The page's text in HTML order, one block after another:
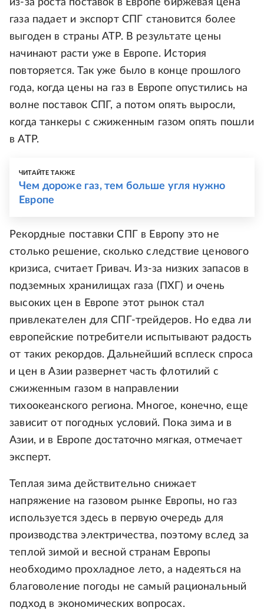
из-за роста поставок в Европе биржевая цена
газа падает и экспорт СПГ становится более
выгоден в страны АТР. В результате цены
начинают расти уже в Европе. История
повторяется. Так уже было в конце прошлого
года, когда цены на газ в Европе опустились на
волне поставок СПГ, а потом опять выросли,
когда танкеры с сжиженным газом опять пошли
в АТР.
ЧИТАЙТЕ ТАКЖЕ
Чем дороже газ, тем больше угля нужно
Европе
Рекордные поставки СПГ в Европу это не
столько решение, сколько следствие ценового
кризиса, считает Гривач. Из-за низких запасов в
подземных хранилищах газа (ПХГ) и очень
высоких цен в Европе этот рынок стал
привлекателен для СПГ-трейдеров. Но едва ли
европейские потребители испытывают радость
от таких рекордов. Дальнейший всплеск спроса
и цен в Азии развернет часть флотилий с
сжиженным газом в направлении
тихоокеанского региона. Многое, конечно, еще
зависит от погодных условий. Пока зима и в
Азии, и в Европе достаточно мягкая, отмечает
эксперт.
Теплая зима действительно снижает
напряжение на газовом рынке Европы, но газ
используется здесь в первую очередь для
производства электричества, поэтому вслед за
теплой зимой и весной странам Европы
необходимо прохладное лето, а надеяться на
благоволение погоды не самый рациональный
подход в экономических вопросах.